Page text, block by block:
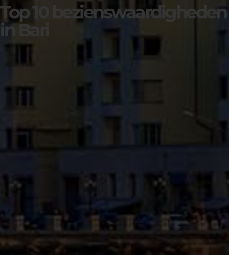
Top 10 bezienswaardigheden
in Bari